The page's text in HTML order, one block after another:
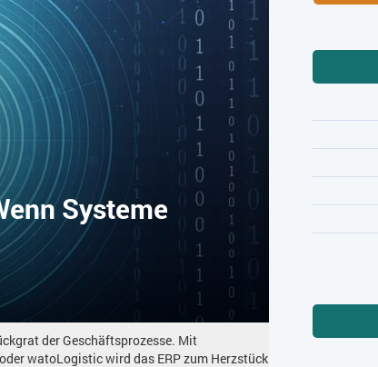
Systeme
der Geschäftsprozesse. Mit
watoLogistic wird das ERP zum Herzstück